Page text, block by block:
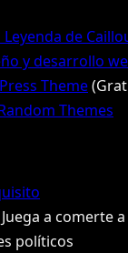
Leyenda de
y desarrollo
Theme
Themes
Juega a comerte
políticos